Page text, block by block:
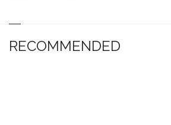
RECOMMENDED